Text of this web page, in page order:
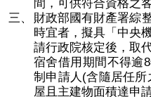
間，可供符合資格之
三、
財政部國有財產署綜
時宜者，擬具「中央
請行政院核定後，取
宿舍借用期間不得逾8
制申請人 (含隨居任所
屋且主建物面積達申